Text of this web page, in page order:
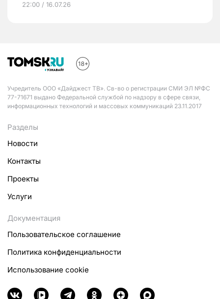
22:00 / 16.07.26
Учредитель ООО «Дайджест ТВ». Св-во о регистрации СМИ ЭЛ №ФС
77-71671 выдано Федеральной службой по надзору в сфере связи,
информационных технологий и массовых коммуникаций 23.11.2017
Разделы
Новости
Контакты
Проекты
Услуги
Документация
Пользовательское соглашение
Политика конфиденциальности
Использование cookie